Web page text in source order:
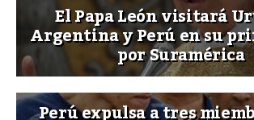
El Papa León visitará
Argentina y Perú en su
por Suramérica